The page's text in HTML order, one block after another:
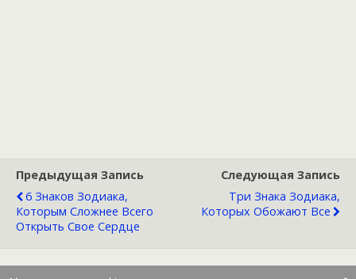
Предыдущая Запись
6 Знаков Зодиака,
Которым Сложнее Всего
Открыть Свое Сердце
Следующая Запись
Три Знака Зодиака,
Которых Обожают Все